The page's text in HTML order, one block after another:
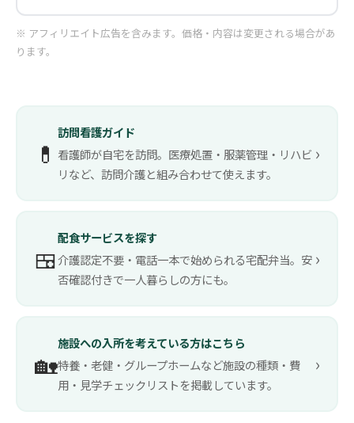
※ アフィリエイト広告を含みます。価格・内容は変更される場合があ
ります。
💊
訪問看護ガイド
看護師が自宅を訪問。医療処置・服薬管理・リハビ
リなど、訪問介護と組み合わせて使えます。
›
🍱
配食サービスを探す
介護認定不要・電話一本で始められる宅配弁当。安
否確認付きで一人暮らしの方にも。
›
🏡
施設への入所を考えている方はこちら
特養・老健・グループホームなど施設の種類・費
用・見学チェックリストを掲載しています。
›